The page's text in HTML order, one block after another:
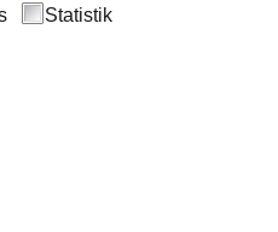
Statistik